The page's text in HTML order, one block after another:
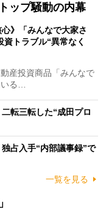
ップ騒動の内幕
心》「みんなで大家さ
トラブル“異常なく
産投資商品「みんなで
る…
転三転した“成田プロ
占入手“内部議事録”で
一覧を見る